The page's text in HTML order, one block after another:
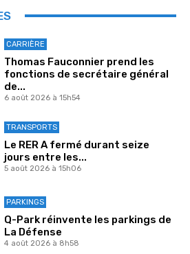
CARRIÈRE
Thomas Fauconnier prend les
fonctions de secrétaire général
de...
6 août 2026 à 15h54
TRANSPORTS
Le RER A fermé durant seize
jours entre les...
5 août 2026 à 15h06
PARKINGS
Q-Park réinvente les parkings de
La Défense
4 août 2026 à 8h58